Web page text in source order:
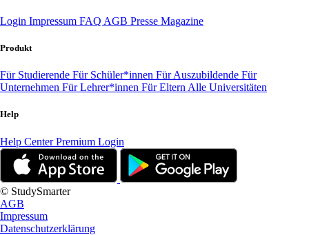
Login Impressum FAQ AGB Presse Magazine
Produkt
Für Studierende Für Schüler*innen Für Auszubildende Für
Unternehmen Für Lehrer*innen Für Eltern Alle Universitäten
Help
Help CenterPremium Login
© StudySmarter
AGB
Impressum
Datenschutzerklärung